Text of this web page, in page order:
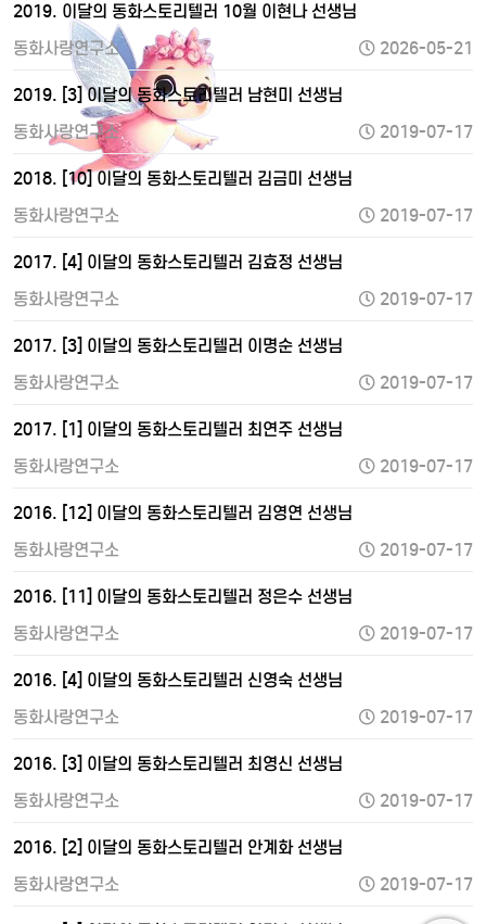
2019. 이달의 동화스토리텔러 10월 이현나 선생님
동화사랑연구소
2026-05-21
2019. [3] 이달의 동화스토리텔러 남현미 선생님
동화사랑연구소
2019-07-17
2018. [10] 이달의 동화스토리텔러 김금미 선생님
동화사랑연구소
2019-07-17
2017. [4] 이달의 동화스토리텔러 김효정 선생님
동화사랑연구소
2019-07-17
2017. [3] 이달의 동화스토리텔러 이명순 선생님
동화사랑연구소
2019-07-17
2017. [1] 이달의 동화스토리텔러 최연주 선생님
동화사랑연구소
2019-07-17
2016. [12] 이달의 동화스토리텔러 김영연 선생님
동화사랑연구소
2019-07-17
2016. [11] 이달의 동화스토리텔러 정은수 선생님
동화사랑연구소
2019-07-17
2016. [4] 이달의 동화스토리텔러 신영숙 선생님
동화사랑연구소
2019-07-17
2016. [3] 이달의 동화스토리텔러 최영신 선생님
동화사랑연구소
2019-07-17
2016. [2] 이달의 동화스토리텔러 안계화 선생님
동화사랑연구소
2019-07-17